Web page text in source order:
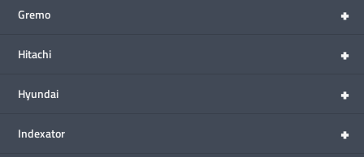
+
Gremo
+
Hitachi
+
Hyundai
+
Indexator